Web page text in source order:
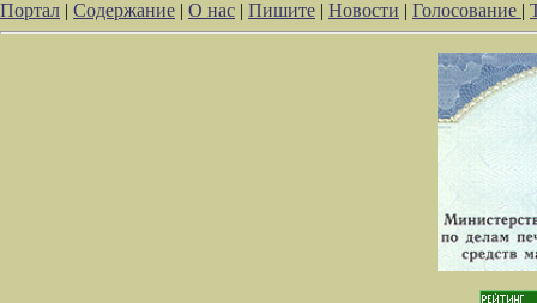
Портал | Содержание | О нас | Пишите | Новости | Голосование |